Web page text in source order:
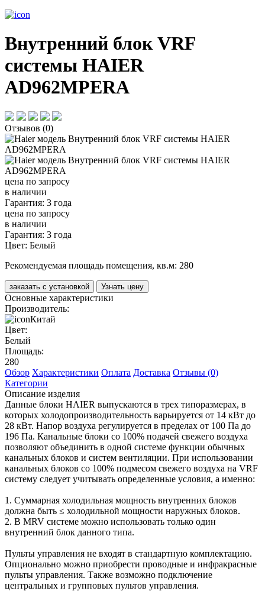
Внутренний блок VRF
системы HAIER
AD962MPERA
Отзывов (0)
цена по запросу
в наличии
Гарантия: 3 года
цена по запросу
в наличии
Гарантия: 3 года
Цвет: Белый
Рекомендуемая площадь помещения, кв.м: 280
заказать с установкой Узнать цену
Основные характеристики
Производитель:
Китай
Цвет:
Белый
Площадь:
280
Обзор Характеристики Оплата Доставка Отзывы (0)
Категории
Описание изделия
Данные блоки HAIER выпускаются в трех типоразмерах, в
которых холодопроизводительность варьируется от 14 кВт до
28 кВт. Напор воздуха регулируется в пределах от 100 Па до
196 Па. Канальные блоки со 100% подачей свежего воздуха
позволяют объединить в одной системе функции обычных
канальных блоков и систем вентиляции. При использовании
канальных блоков со 100% подмесом свежего воздуха на VRF
систему следует учитывать определенные условия, а именно:
1. Суммарная холодильная мощность внутренних блоков
должна быть ≤ холодильной мощности наружных блоков.
2. В MRV системе можно использовать только один
внутренний блок данного типа.
Пульты управления не входят в стандартную комплектацию.
Опционально можно приобрести проводные и инфракрасные
пульты управления. Также возможно подключение
центральных и групповых пультов управления.